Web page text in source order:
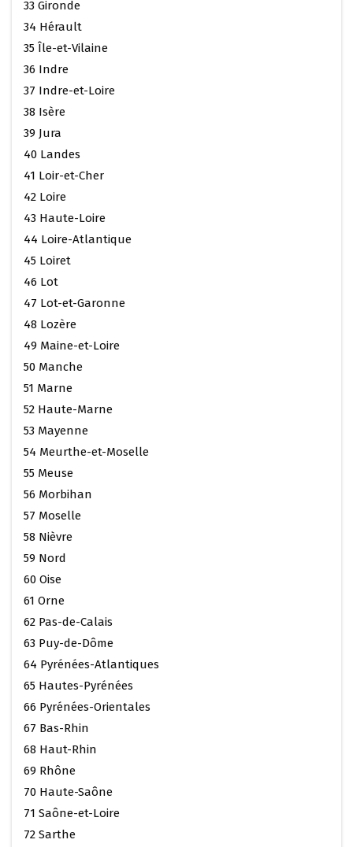
33 Gironde
34 Hérault
35 Île-et-Vilaine
36 Indre
37 Indre-et-Loire
38 Isère
39 Jura
40 Landes
41 Loir-et-Cher
42 Loire
43 Haute-Loire
44 Loire-Atlantique
45 Loiret
46 Lot
47 Lot-et-Garonne
48 Lozère
49 Maine-et-Loire
50 Manche
51 Marne
52 Haute-Marne
53 Mayenne
54 Meurthe-et-Moselle
55 Meuse
56 Morbihan
57 Moselle
58 Nièvre
59 Nord
60 Oise
61 Orne
62 Pas-de-Calais
63 Puy-de-Dôme
64 Pyrénées-Atlantiques
65 Hautes-Pyrénées
66 Pyrénées-Orientales
67 Bas-Rhin
68 Haut-Rhin
69 Rhône
70 Haute-Saône
71 Saône-et-Loire
72 Sarthe